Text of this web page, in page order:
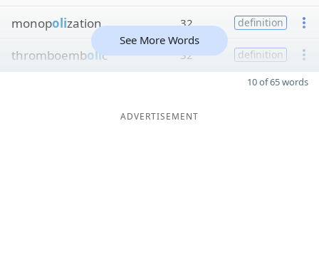
monopolization 32 definition
thromboembolic 32 definition
See More Words
10 of 65 words
ADVERTISEMENT